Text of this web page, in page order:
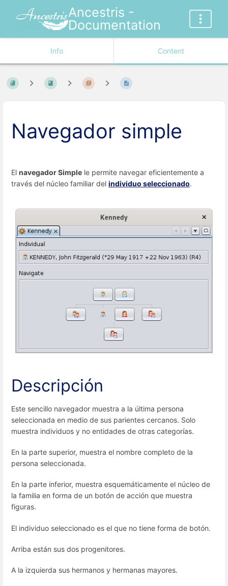
Ancestris -
Documentation
Info Content
Navegador simple
El navegador Simple le permite navegar eficientemente a
través del núcleo familiar del individuo seleccionado.
Descripción
Este sencillo navegador muestra a la última persona
seleccionada en medio de sus parientes cercanos. Solo
muestra individuos y no entidades de otras categorías.
En la parte superior, muestra el nombre completo de la
persona seleccionada.
En la parte inferior, muestra esquemáticamente el núcleo de
la familia en forma de un botón de acción que muestra
figuras.
El individuo seleccionado es el que no tiene forma de botón.
Arriba están sus dos progenitores.
A la izquierda sus hermanos y hermanas mayores.